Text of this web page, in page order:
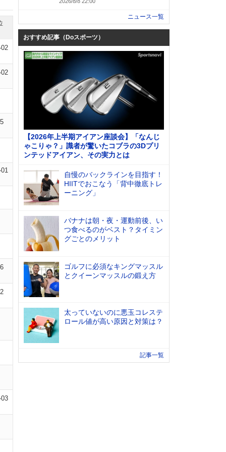
ニュース一覧
おすすめ記事（Doスポーツ）
【2026年上半期アイアン座談会】「なんじ
ゃこりゃ？」識者が驚いたコブラの3Dプリ
ンテッドアイアン、その実力とは
自慢のバックラインを目指す！
HIITでおこなう「背中徹底トレ
ーニング」
バナナは朝・夜・運動前後、い
つ食べるのがベスト？タイミン
グごとのメリット
ゴルフに必須なキングマッスル
とクイーンマッスルの鍛え方
太っていないのに悪玉コレステ
ロール値が高い原因と対策は？
記事一覧